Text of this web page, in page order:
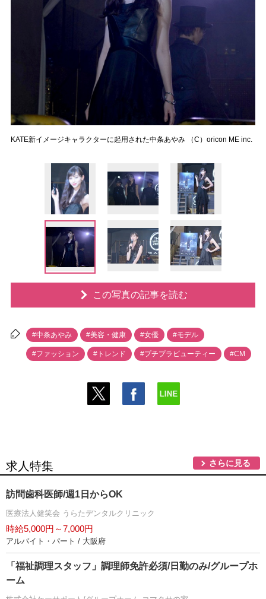
KATE新イメージキャラクターに起用された中条あやみ （C）oricon ME inc.
この写真の記事を読む
#中条あやみ #美容・健康 #女優 #モデル
#ファッション #トレンド #プチプラビューティー #CM
求人特集 さらに見る
訪問歯科医師/週1日からOK
医療法人健笑会 うらたデンタルクリニック
時給5,000円～7,000円
アルバイト・パート / 大阪府
「福祉調理スタッフ」調理師免許必須/日勤のみ/グループホ
ーム